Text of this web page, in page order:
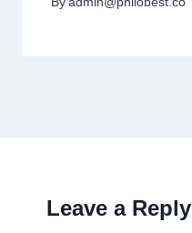
Leave a Reply